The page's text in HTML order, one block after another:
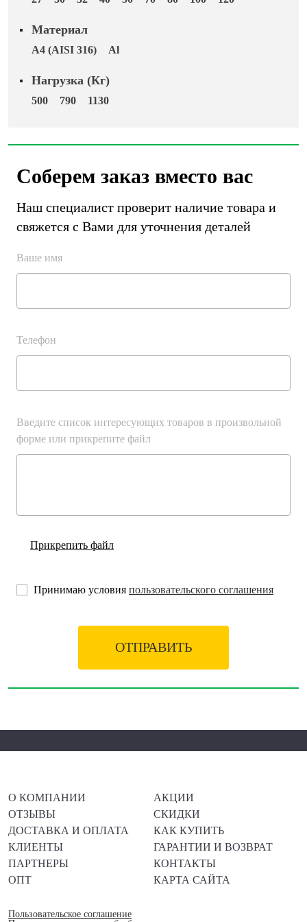
Оснастка и аксессуары для яхт
Пробки
Саморезы и шурупы
Хомуты
Шайбы
Штифты и пальцы
Материал
A4 (AISI 316)
Нагрузка (Кг)
500 790 1130
Соберем заказ вместо вас
Наш специалист проверит наличие товара и
свяжется с Вами для уточнения деталей
Ваше имя
Телефон
Введите список интересующих товаров в произвольной
форме или прикрепите файл
Прикрепить файл
Принимаю условияпользовательского соглашения
ОТПРАВИТЬ
О КОМПАНИИ
ОТЗЫВЫ
ДОСТАВКА И ОПЛАТА
КЛИЕНТЫ
ПАРТНЕРЫ
АКЦИИ
СКИДКИ
КАК КУПИТЬ
ГАРАНТИИ И ВОЗВРАТ
КОНТАКТЫ
Пользовательское соглашение